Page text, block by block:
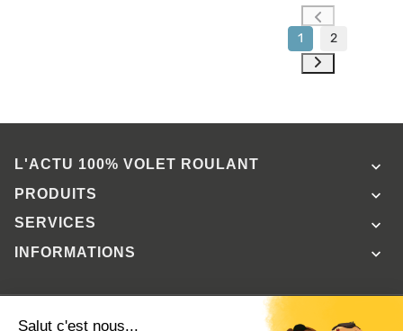
1 2
L'ACTU 100%VOLET ROULANT 
PRODUITS 
SERVICES 
INFORMATIONS 